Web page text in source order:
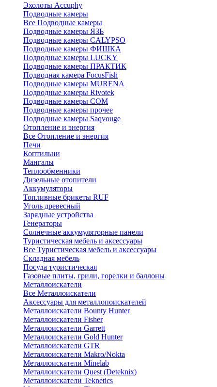
Эхолоты Accuphy
Подводные камеры
Все Подводные камеры
Подводные камеры ЯЗЬ
Подводные камеры CALYPSO
Подводные камеры ФИШКА
Подводные камеры LUCKY
Подводные камеры ПРАКТИК
Подводная камера FocusFish
Подводные камеры MURENA
Подводные камеры Rivotek
Подводные камеры СОМ
Подводные камеры прочее
Подводные камеры Saqvouge
Отопление и энергия
Все Отопление и энергия
Печи
Коптильни
Мангалы
Теплообменники
Дизельные отопители
Аккумуляторы
Топливные брикеты RUF
Уголь древесный
Зарядные устройства
Генераторы
Солнечные аккумуляторные панели
Туристическая мебель и аксессуары
Все Туристическая мебель и аксессуары
Складная мебель
Посуда туристическая
Газовые плиты, грили, горелки и баллоны
Металлоискатели
Все Металлоискатели
Аксессуары для металлопоискателей
Металлоискатели Bounty Hunter
Металлоискатели Fisher
Металлоискатели Garrett
Металлоискатели Gold Hunter
Металлоискатели GTR
Металлоискатели Makro/Nokta
Металлоискатели Minelab
Металлоискатели Quest (Deteknix)
Металлоискатели Teknetics